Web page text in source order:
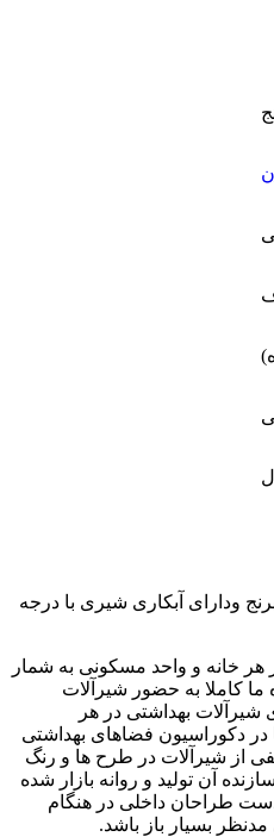
ودارای آبکاری شیری با درجه
هر خانه و واحد مسکونی به شمار
کاملا به حضور شیرآلات
شیرآلات بهداشتی در هر
در دکوراسیون فضاهای بهداشتی
از شیرآلات در طرح ها و رنگ
آن تولید و روانه بازار شده
طراحان داخلی در هنگام
بسیار باز باشد.